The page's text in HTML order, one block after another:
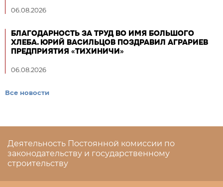
06.08.2026
БЛАГОДАРНОСТЬ ЗА ТРУД ВО ИМЯ БОЛЬШОГО
ХЛЕБА. ЮРИЙ ВАСИЛЬЦОВ ПОЗДРАВИЛ АГРАРИЕВ
ПРЕДПРИЯТИЯ «ТИХИНИЧИ»
06.08.2026
Все новости
Деятельность Постоянной комиссии по
законодательству и государственному
строительству